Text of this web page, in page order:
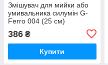
Змішувач для мийки або
умивальника силумін G-
Ferro 004 (25 см)
386 ₴
Купити